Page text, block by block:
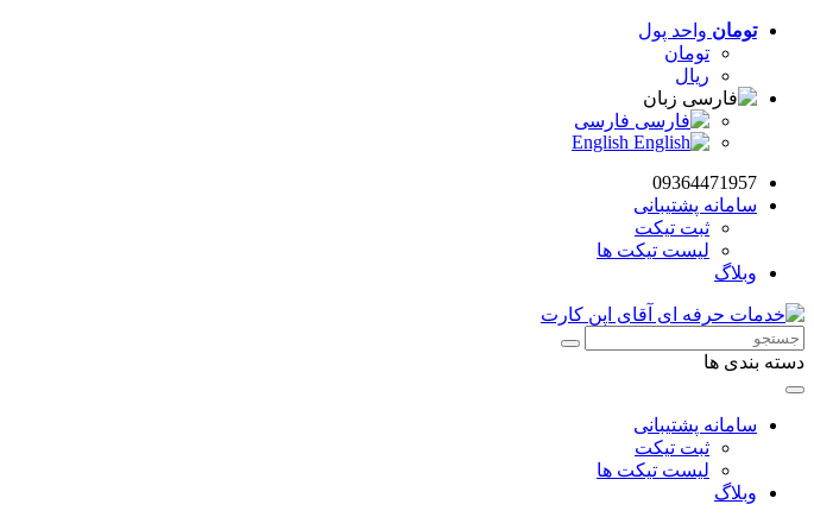
تومان واحد پول
تومان
ریال
زبان
فارسی
09364471957
سامانه پشتیبانی
ثبت تیکت
لیست تیکت ها
وبلاگ
دسته بندی ها
سامانه پشتیبانی
ثبت تیکت
لیست تیکت ها
وبلاگ